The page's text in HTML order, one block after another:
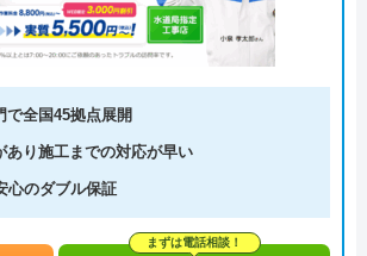
で全国45拠点展開
あり施工までの対応が早い
心のダブル保証
まずは電話相談！